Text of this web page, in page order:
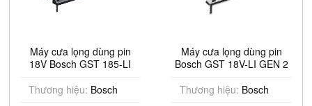
Máy cưa lọng dùng pin
18V Bosch GST 185-LI
Thương hiệu: Bosch
Máy cưa lọng dùng pin
Bosch GST 18V-LI GEN 2
Thương hiệu: Bosch